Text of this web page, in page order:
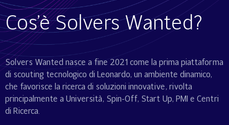
Cos’è Solvers Wanted?
Solvers Wanted nasce a fine 2021 come la prima piattaforma
di scouting tecnologico di Leonardo, un ambiente dinamico,
che favorisce la ricerca di soluzioni innovative, rivolta
principalmente a Università, Spin-Off, Start Up, PMI e Centri
di Ricerca.